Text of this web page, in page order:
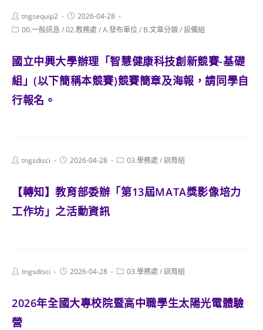
Post
author:
tngsequip2
Post
published:
2026-04-28
Post00.一般訊息 /02.教務處 /A.發布單位/ B.文章分類/設備組
國立中興大學辦理「智慧健康科技創新競賽-基礎
組」(以下簡稱本競賽)競賽簡章及海報，請同學自
行報名。
Posttngsdisci
Post2026-04-28
Post03.學務處 /訓育組
【轉知】教育部委辦「第13屆MATA獎影像培力
工作坊」之活動資訊
Posttngsdisci
Post2026-04-28
Post03.學務處 /訓育組
2026年全國大專校院暨高中職學生太陽光電體驗
營